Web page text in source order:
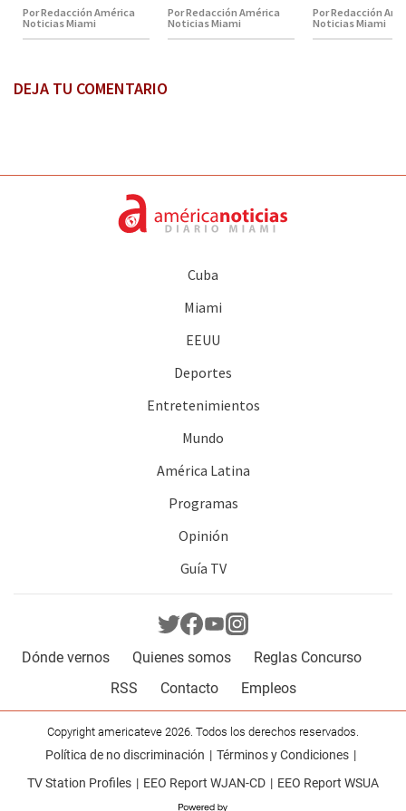
Por Redacción América
Noticias Miami
Por Redacción América
Noticias Miami
Por Redacción
Noticias Miami
DEJA TU COMENTARIO
Cuba
Miami
EEUU
Deportes
Entretenimientos
Mundo
América Latina
Programas
Opinión
Guía TV
Dónde vernos Quienes somos
Reglas Concurso
RSS
Contacto Empleos
Copyright americateve 2026. Todos los derechos reservados.
Política de no discriminación
Términos y Condiciones
TV Station Profiles
EEO Report WJAN-CD EEO Report WSUA